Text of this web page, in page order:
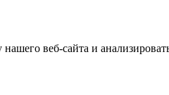
веб-сайта и